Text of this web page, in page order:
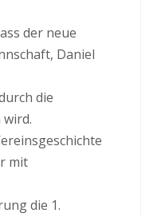
der neue
Daniel
die
mit
die 1.